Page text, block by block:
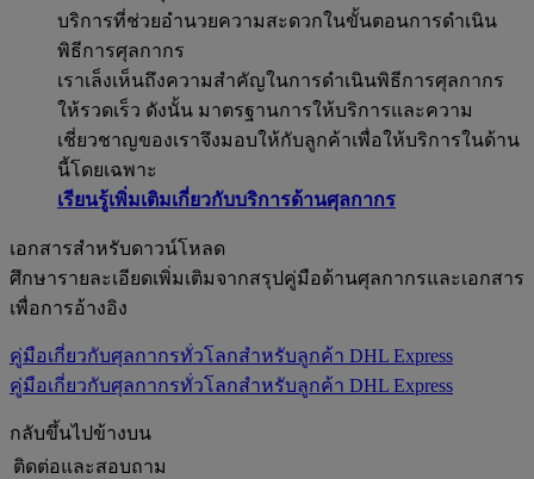
บริการที่ช่วยอำนวยความสะดวกในขั้นตอนการดำเนิน
พิธีการศุลกากร
เราเล็งเห็นถึงความสำคัญในการดำเนินพิธีการศุลกากร
ให้รวดเร็ว ดังนั้น มาตรฐานการให้บริการและความ
เชี่ยวชาญของเราจึงมอบให้กับลูกค้าเพื่อให้บริการในด้าน
นี้โดยเฉพาะ
เรียนรู้เพิ่มเติมเกี่ยวกับบริการด้านศุลกากร
เอกสารสำหรับดาวน์โหลด
ศึกษารายละเอียดเพิ่มเติมจากสรุปคู่มือด้านศุลกากรและเอกสาร
เพื่อการอ้างอิง
คู่มือเกี่ยวกับศุลกากรทั่วโลกสำหรับลูกค้า DHL Express
คู่มือเกี่ยวกับศุลกากรทั่วโลกสำหรับลูกค้า DHL Express
กลับขึ้นไปข้างบน
ติดต่อและสอบถาม